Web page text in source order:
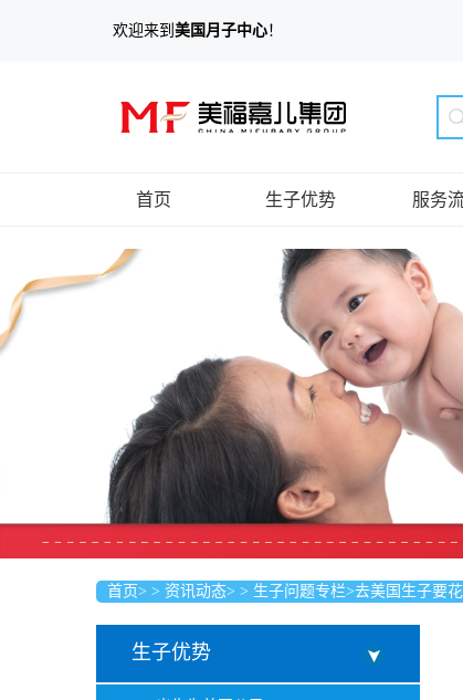
欢迎来到 美国月子中心！
首页 生子优势 服务
首页> > 资讯动态> > 生子问题专栏>去美国生子要
生子优势